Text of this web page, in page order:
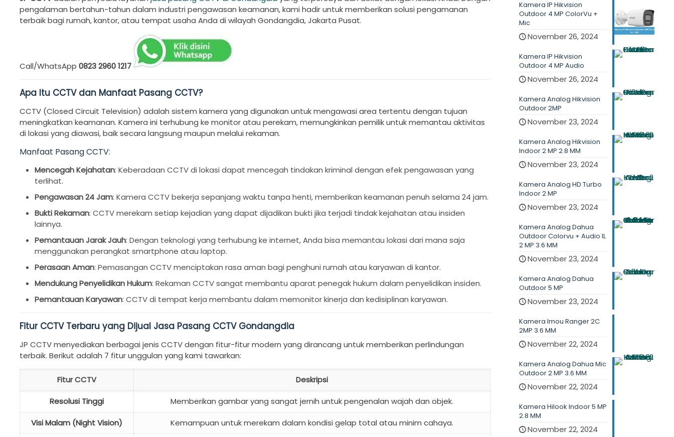
pengalaman bertahun-tahun dalam industri pengawasan keamanan, kami hadir untuk memberikan solusi pengamanan
terbaik bagi rumah, kantor, atau tempat usaha Anda di wilayah Gondangdia, Jakarta Pusat.
Call/WhatsApp 0823 2960 1217
Apa Itu CCTV dan Manfaat Pasang CCTV?
CCTV (Closed Circuit Television) adalah sistem kamera yang digunakan untuk mengawasi area tertentu dengan tujuan
meningkatkan keamanan. Kamera ini terhubung ke monitor atau perekam, memungkinkan pemilik untuk memantau aktivitas
di lokasi yang diawasi, baik secara langsung maupun melalui rekaman.
Manfaat Pasang CCTV:
Mencegah Kejahatan: Keberadaan CCTV di lokasi dapat mencegah tindakan kriminal dengan efek pengawasan yang
terlihat.
Pengawasan 24 Jam: Kamera CCTV bekerja sepanjang waktu tanpa henti, memberikan keamanan penuh selama 24 jam.
Bukti Rekaman: CCTV merekam setiap kejadian yang dapat dijadikan bukti jika terjadi tindak kejahatan atau insiden
lainnya.
Pemantauan Jarak Jauh: Dengan teknologi yang terhubung ke internet, Anda bisa memantau lokasi dari mana saja
menggunakan perangkat smartphone atau laptop.
Perasaan Aman: Pemasangan CCTV menciptakan rasa aman bagi penghuni rumah atau karyawan di kantor.
Mendukung Penyelidikan Hukum: Rekaman CCTV sangat membantu aparat penegak hukum dalam penyelidikan insiden.
Pemantauan Karyawan: CCTV di tempat kerja membantu dalam memonitor kinerja dan kedisiplinan karyawan.
Fitur CCTV Terbaru yang Dijual Jasa Pasang CCTV Gondangdia
JP CCTV menyediakan berbagai jenis CCTV dengan fitur-fitur modern yang dirancang untuk memberikan perlindungan
terbaik. Berikut adalah 7 fitur unggulan yang kami tawarkan:
Fitur CCTV Deskripsi
Resolusi Tinggi Memberikan gambar yang sangat jernih untuk pengenalan wajah dan objek.
Visi Malam (Night Vision) Kemampuan untuk merekam dalam kondisi gelap total atau minim cahaya.
Kamera IP Hikvision
Outdoor 4 MP ColorVu +
Mic
November 26, 2024
Kamera IP Hikvision
Outdoor 4 MP Audio
November 26, 2024
Kamera Analog Hikvision
Outdoor 2MP
November 23, 2024
Kamera Analog Hikvision
Indoor 2 MP 2.8 MM
November 23, 2024
Kamera Analog HD Turbo
Indoor 2 MP
November 23, 2024
Kamera Analog Dahua
Outdoor Colorvu + Audio IL
2 MP 3.6 MM
November 23, 2024
Kamera Analog Dahua
Outdoor 5 MP
November 23, 2024
Kamera Imou Ranger 2C
2MP 3.6 MM
November 22, 2024
Kamera Analog Dahua Mic
Outdoor 2 MP 3.6 MM
November 22, 2024
Kamera Hilook Indoor 5 MP
2.8 MM
November 22, 2024